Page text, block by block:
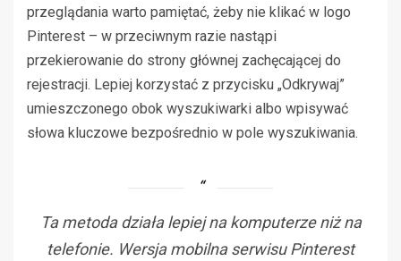
przeglądania warto pamiętać, żeby nie klikać w logo
Pinterest – w przeciwnym razie nastąpi
przekierowanie do strony głównej zachęcającej do
rejestracji. Lepiej korzystać z przycisku „Odkrywaj”
umieszczonego obok wyszukiwarki albo wpisywać
słowa kluczowe bezpośrednio w pole wyszukiwania.
Ta metoda działa lepiej na komputerze niż na
telefonie. Wersja mobilna serwisu Pinterest